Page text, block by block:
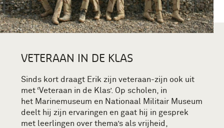
VETERAAN IN DE KLAS
Sinds kort draagt Erik zijn veteraan-zijn ook uit
met ‘Veteraan in de K las’. Op scholen, in
het Marinemuseum en Nationaal Militair Museum
deelt hij zijn ervaringen en gaat hij in gesprek
met leerlingen over thema’s als vrijheid,